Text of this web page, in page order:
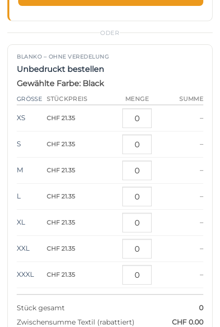
ODER
BLANKO – OHNE VEREDELUNG
Unbedruckt bestellen
Gewählte Farbe: Black
GRÖSSE STÜCKPREIS MENGE SUMME
XS CHF 21.35 –
S CHF 21.35 –
M CHF 21.35 –
L CHF 21.35 –
XL CHF 21.35 –
XXL CHF 21.35 –
XXXL CHF 21.35 –
Stück gesamt
0
Zwischensumme Textil (rabattiert)
CHF 0.00